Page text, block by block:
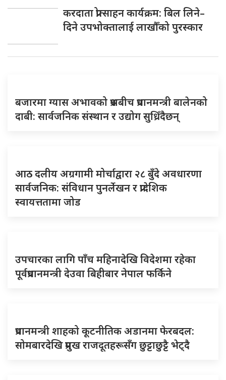
करदाता प्रोत्साहन कार्यक्रम: बिल लिने–
दिने उपभोक्तालाई लाखौँको पुरस्कार
बजारमा ग्यास अभावको प्रश्नबीच प्रधानमन्त्री बालेनको
दाबी: सार्वजनिक संस्थान र उद्योग सुध्रिँदैछन्
आठ दलीय अग्रगामी मोर्चाद्वारा २८ बुँदे अवधारणा
सार्वजनिक: संविधान पुनर्लेखन र प्रादेशिक
स्वायत्ततामा जोड
उपचारका लागि पाँच महिनादेखि विदेशमा रहेका
पूर्वप्रधानमन्त्री देउवा बिहीबार नेपाल फर्किने
प्रधानमन्त्री शाहको कूटनीतिक अडानमा फेरबदल:
सोमबारदेखि प्रमुख राजदूतहरूसँग छुट्टाछुट्टै भेट्दै